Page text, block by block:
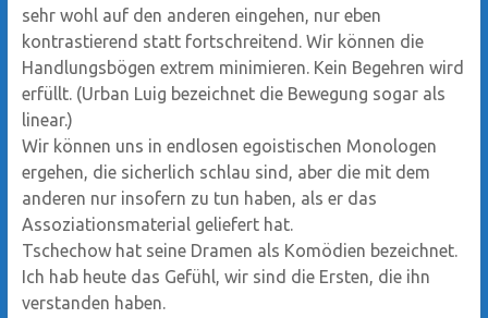
sehr wohl auf den anderen eingehen, nur eben
kontrastierend statt fortschreitend. Wir können die
Handlungsbögen extrem minimieren. Kein Begehren wird
erfüllt. (Urban Luig bezeichnet die Bewegung sogar als
linear.)
Wir können uns in endlosen egoistischen Monologen
ergehen, die sicherlich schlau sind, aber die mit dem
anderen nur insofern zu tun haben, als er das
Assoziationsmaterial geliefert hat.
Tschechow hat seine Dramen als Komödien bezeichnet.
Ich hab heute das Gefühl, wir sind die Ersten, die ihn
verstanden haben.